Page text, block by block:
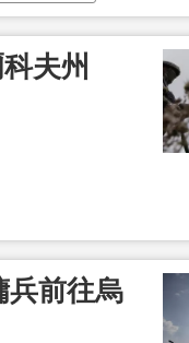
夫州
兵前往烏